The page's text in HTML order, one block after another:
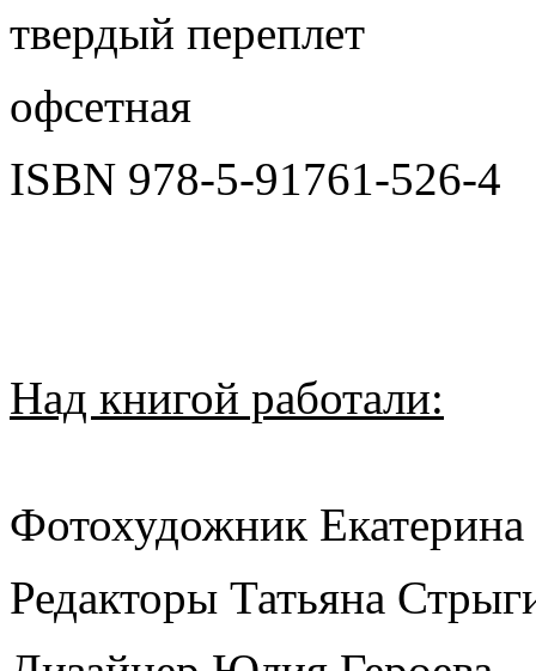
твердый переплет
офсетная
ISBN 978-5-91761-526-4
Над книгой работали:
Фотохудожник
Редакторы Татьяна